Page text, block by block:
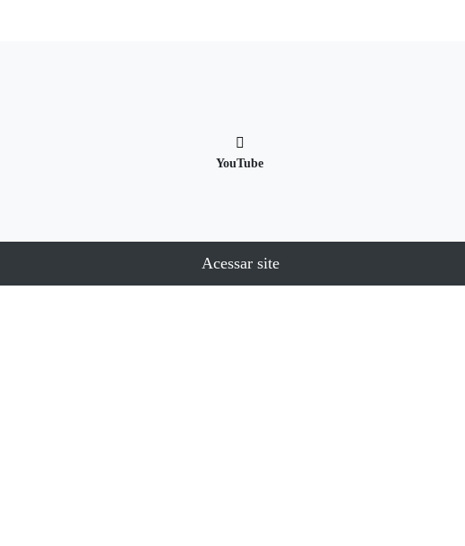
YouTube
Acessar site